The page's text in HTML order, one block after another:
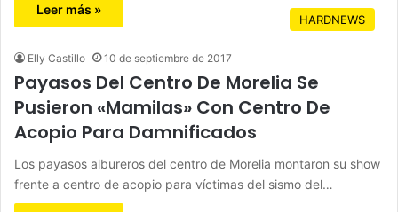
Leer más »
HARDNEWS
Elly Castillo 10 de septiembre de 2017
Payasos Del Centro De Morelia Se
Pusieron «Mamilas» Con Centro De
Acopio Para Damnificados
Los payasos albureros del centro de Morelia montaron su show
frente a centro de acopio para víctimas del sismo del…